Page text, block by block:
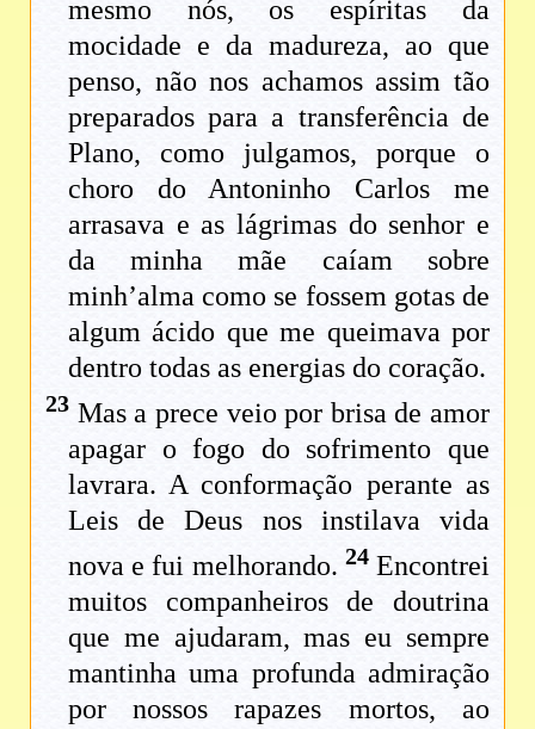
mesmo nós, os espíritas da
mocidade e da madureza, ao que
penso, não nos achamos assim tão
preparados para a transferência de
Plano, como julgamos, porque o
choro do Antoninho Carlos me
arrasava e as lágrimas do senhor e
da minha mãe caíam sobre
minh’alma como se fossem gotas de
algum ácido que me queimava por
dentro todas as energias do coração.
23 Mas a prece veio por brisa de amor
apagar o fogo do sofrimento que
lavrara. A conformação perante as
Leis de Deus nos instilava vida
nova e fui melhorando. 24Encontrei
muitos companheiros de doutrina
que me ajudaram, mas eu sempre
mantinha uma profunda admiração
por nossos rapazes mortos, ao